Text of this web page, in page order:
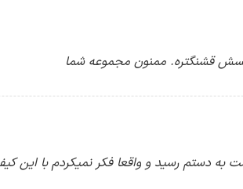
قشنگتره. ممنون مجموعه شما
دستم رسید و واقعا فکر نمیکردم با این